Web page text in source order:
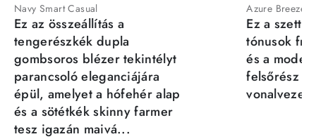
Navy Smart Casual
Ez az összeállítás a
tengerészkék dupla
gombsoros blézer tekintélyt
parancsoló eleganciájára
épül, amelyet a hófehér alap
és a sötétkék skinny farmer
tesz igazán maivá...
Azure Breeze
Ez a szett
tónusok
és a
felsőrész